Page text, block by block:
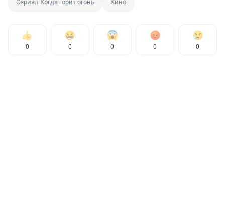
Сериал Когда горит огонь Кино
0 0 0 0 0